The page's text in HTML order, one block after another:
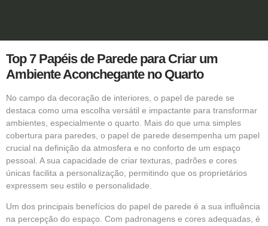
Top 7 Papéis de Parede para Criar um
Ambiente Aconchegante no Quarto
No campo da decoração de interiores, o papel de parede se
destaca como uma escolha versátil e impactante para transformar
ambientes, especialmente o quarto. Mais do que uma simples
cobertura para paredes, o papel de parede desempenha um papel
crucial na definição da atmosfera e no conforto de um espaço
pessoal. A sua capacidade de criar texturas, padrões e cores
únicas facilita a personalização, permitindo que os proprietários
expressem seu estilo e personalidade.
Um dos principais benefícios do papel de parede é a sua influência
na percepção do espaço. Com padronagens e cores adequadas, é